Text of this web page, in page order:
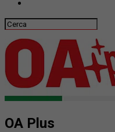
OA Plus